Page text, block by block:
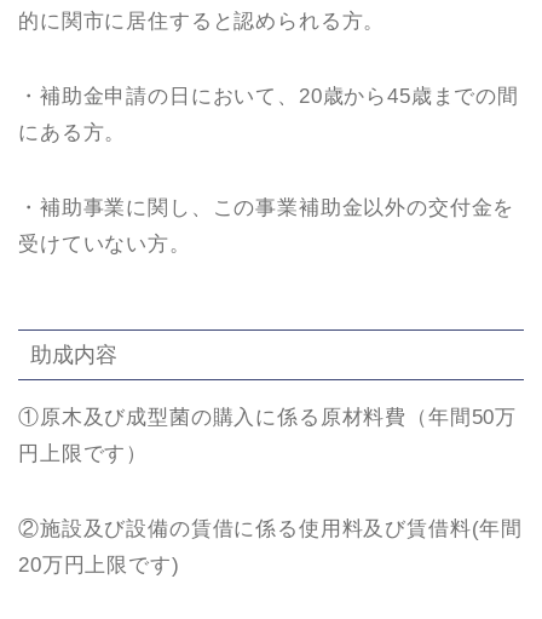
的に関市に居住すると認められる方。
・補助金申請の日において、20歳から45歳までの間
にある方。
・補助事業に関し、この事業補助金以外の交付金を
受けていない方。
助成内容
①原木及び成型菌の購入に係る原材料費（年間50万
円上限です）
②施設及び設備の賃借に係る使用料及び賃借料(年間
20万円上限です)